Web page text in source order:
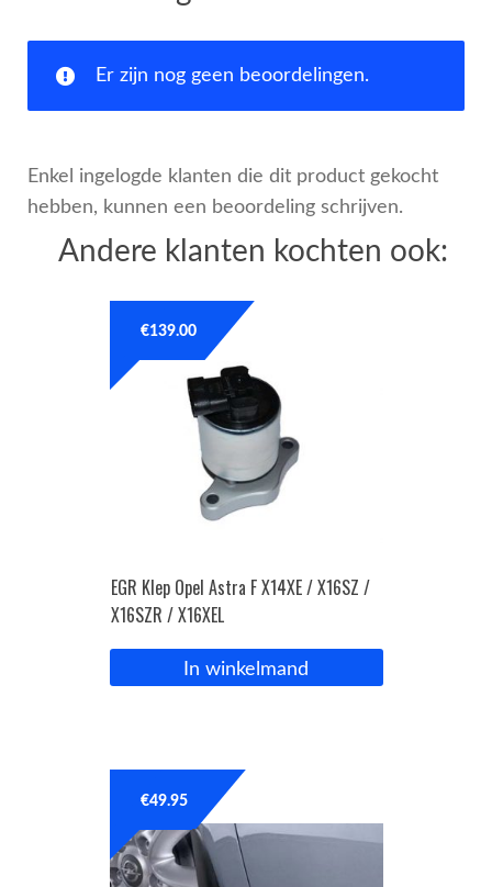
Er zijn nog geen beoordelingen.
Enkel ingelogde klanten die dit product gekocht
hebben, kunnen een beoordeling schrijven.
Andere klanten kochten ook:
EGR Klep Opel Astra F X14XE / X16SZ /
X16SZR / X16XEL
€139.00
In winkelmand
€49.95